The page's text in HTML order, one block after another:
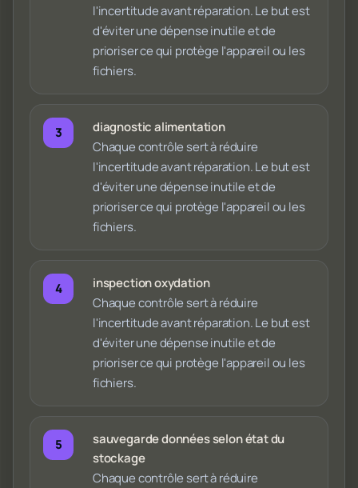
l'incertitude avant réparation. Le but est
d'éviter une dépense inutile et de
prioriser ce qui protège l'appareil ou les
fichiers.
diagnostic alimentation
Chaque contrôle sert à réduire
l'incertitude avant réparation. Le but est
d'éviter une dépense inutile et de
prioriser ce qui protège l'appareil ou les
fichiers.
inspection oxydation
Chaque contrôle sert à réduire
l'incertitude avant réparation. Le but est
d'éviter une dépense inutile et de
prioriser ce qui protège l'appareil ou les
fichiers.
sauvegarde données selon état du
stockage
Chaque contrôle sert à réduire